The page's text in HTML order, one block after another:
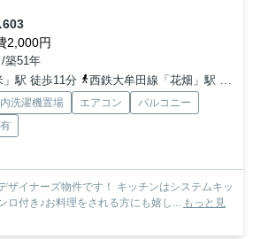
603
2,000円
築51年
」駅 徒歩11分
西鉄大牟田線「花畑」駅 徒歩13分
洗濯機置場 エアコン
バルコニー
ザイナーズ物件です！ キッチンはシステムキッ
ロ付き♪お料理をされる方にも嬉し... もっと見